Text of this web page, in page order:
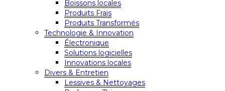
Boissons locales
Produits Frais
Produits Transformés
Technologie & Innovation
Électronique
Solutions logicielles
Innovations locales
Divers & Entretien
Lessives & Nettoyages